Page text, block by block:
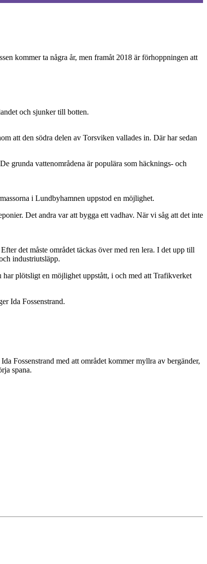
kommer ta några år, men framåt 2018 är förhoppningen att
och sjunker till botten.
att den södra delen av Torsviken vallades in. Där har sedan
grunda vattenområdena är populära som häcknings- och
i Lundbyhamnen uppstod en möjlighet.
Det andra var att bygga ett vadhav. När vi såg att det inte
det måste området täckas över med ren lera. I det upp till
industriutsläpp.
plötsligt en möjlighet uppstått, i och med att Trafikverket
Ida Fossenstrand.
Fossenstrand med att området kommer myllra av bergänder,
spana.